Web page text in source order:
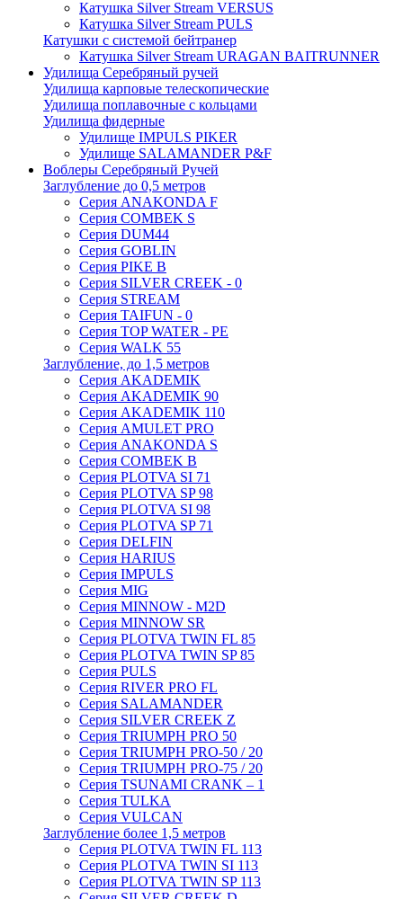
Катушка Silver Stream VERSUS
Катушка Silver Stream PULS
Катушки с системой бейтранер
Катушка Silver Stream URAGAN BAITRUNNER
Удилища Серебряный ручей
Удилища карповые телескопические
Удилища поплавочные с кольцами
Удилища фидерные
Удилище IMPULS PIKER
Удилище SALAMANDER P&F
Воблеры Серебряный Ручей
Заглубление до 0,5 метров
Серия ANAKONDA F
Серия COMBEK S
Серия DUM44
Серия GOBLIN
Серия PIKE B
Серия SILVER CREEK - 0
Серия STREAM
Серия TAIFUN - 0
Серия TOP WATER - PE
Серия WALK 55
Заглубление, до 1,5 метров
Серия AKADEMIK
Серия AKADEMIK 90
Серия AKADEMIK 110
Серия AMULET PRO
Серия ANAKONDA S
Серия COMBEK B
Серия PLOTVA SI 71
Серия PLOTVA SP 98
Серия PLOTVA SI 98
Серия PLOTVA SP 71
Серия DELFIN
Серия HARIUS
Серия IMPULS
Серия MIG
Серия MINNOW - M2D
Серия MINNOW SR
Серия PLOTVA TWIN FL 85
Серия PLOTVA TWIN SP 85
Серия PULS
Серия RIVER PRO FL
Серия SALAMANDER
Серия SILVER CREEK Z
Серия TRIUMPH PRO 50
Серия TRIUMPH PRO-50 / 20
Серия TRIUMPH PRO-75 / 20
Серия TSUNAMI CRANK – 1
Серия TULKA
Серия VULCAN
Заглубление более 1,5 метров
Серия PLOTVA TWIN FL 113
Серия PLOTVA TWIN SI 113
Серия PLOTVA TWIN SP 113